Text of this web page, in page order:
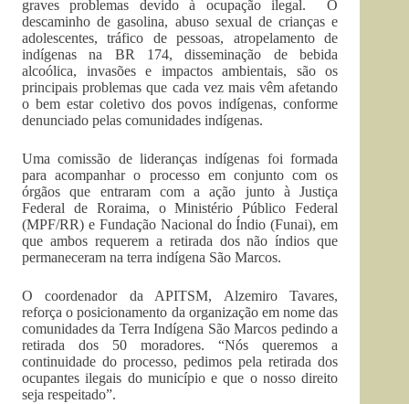
graves problemas devido à ocupação ilegal. O
descaminho de gasolina, abuso sexual de crianças e
adolescentes, tráfico de pessoas, atropelamento de
indígenas na BR 174, disseminação de bebida
alcoólica, invasões e impactos ambientais, são os
principais problemas que cada vez mais vêm afetando
o bem estar coletivo dos povos indígenas, conforme
denunciado pelas comunidades indígenas.
Uma comissão de lideranças indígenas foi formada
para acompanhar o processo em conjunto com os
órgãos que entraram com a ação junto à Justiça
Federal de Roraima, o Ministério Público Federal
(MPF/RR) e Fundação Nacional do Índio (Funai), em
que ambos requerem a retirada dos não índios que
permaneceram na terra indígena São Marcos.
O coordenador da APITSM, Alzemiro Tavares,
reforça o posicionamento da organização em nome das
comunidades da Terra Indígena São Marcos pedindo a
retirada dos 50 moradores. “Nós queremos a
continuidade do processo, pedimos pela retirada dos
ocupantes ilegais do município e que o nosso direito
seja respeitado”.